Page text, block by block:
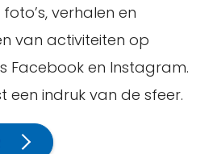
verhalen en
van activiteiten op
Facebook en Instagram.
een indruk van de sfeer.